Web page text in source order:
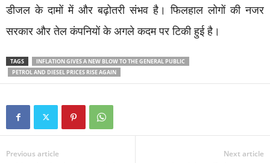
डीजल के दामों में और बढ़ोतरी संभव है। फिलहाल लोगों की नजर
सरकार और तेल कंपनियों के अगले कदम पर टिकी हुई है।
TAGS
INFLATION GIVES A NEW BLOW TO THE GENERAL PUBLIC
PETROL AND DIESEL PRICES RISE AGAIN
Previous article Next article